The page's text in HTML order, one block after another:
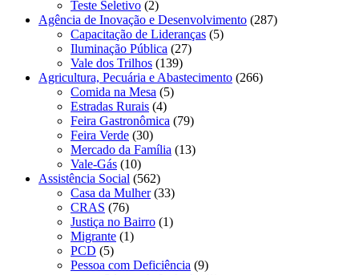
Teste Seletivo (2)
Agência de Inovação e Desenvolvimento (287)
Capacitação de Lideranças (5)
Iluminação Pública (27)
Vale dos Trilhos (139)
Agricultura, Pecuária e Abastecimento (266)
Comida na Mesa (5)
Estradas Rurais (4)
Feira Gastronômica (79)
Feira Verde (30)
Mercado da Família (13)
Vale-Gás (10)
Assistência Social (562)
Casa da Mulher(33)
CRAS (76)
Justiça no Bairro (1)
Migrante (1)
PCD (5)
Pessoa com Deficiência (9)